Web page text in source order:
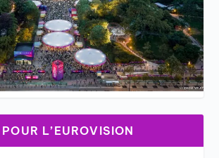
L’EUROVISION